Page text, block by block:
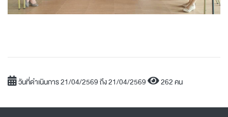
วันที่ดำเนินการ 21/04/2569 ถึง 21/04/2569 262 คน